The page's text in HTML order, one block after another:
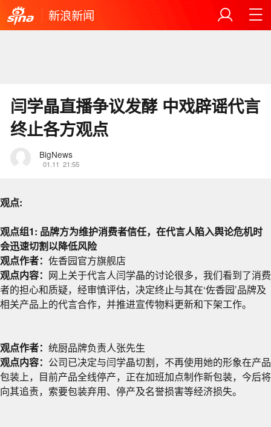
新浪新闻
闫学晶直播争议发酵 中戏辟谣代言
终止各方观点
BigNews
01.11 21:55
观点:
观点组1: 品牌方为维护消费者信任，在代言人陷入舆论危机时
会迅速切割以降低风险
观点作者： 佐香园官方旗舰店
观点内容： 网上关于代言人闫学晶的讨论很多，我们看到了消费
者的担心和质疑，经审慎评估，决定终止与其在‘佐香园’品牌及
相关产品上的代言合作，并推进宣传物料更新和下架工作。
观点作者： 统厨品牌负责人张先生
观点内容： 公司已决定与闫学晶切割，不再使用她的形象在产品
包装上，目前产品全线停产，正在加班加点制作新包装，今后将
向其追责，索要包装弃用、停产及名誉损害等经济损失。